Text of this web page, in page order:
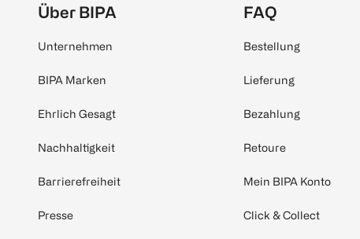
Über BIPA
Unternehmen
BIPA Marken
Ehrlich Gesagt
Nachhaltigkeit
Barrierefreiheit
Presse
FAQ
Bestellung
Lieferung
Bezahlung
Retoure
Mein BIPA Konto
Click & Collect